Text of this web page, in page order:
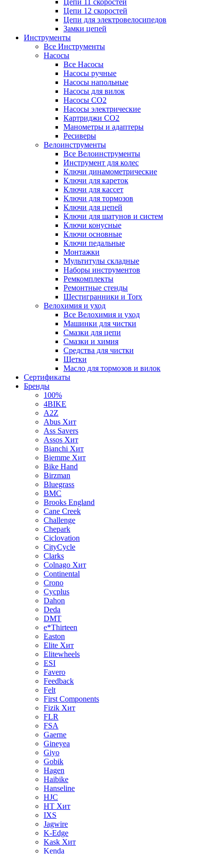
Цепи 11 скоростей
Цепи 12 скоростей
Цепи для электровелосипедов
Замки цепей
Инструменты
Все Инструменты
Насосы
Все Насосы
Насосы ручные
Насосы напольные
Насосы для вилок
Насосы CO2
Насосы электрические
Картриджи CO2
Манометры и адаптеры
Ресиверы
Велоинструменты
Все Велоинструменты
Инструмент для колес
Ключи динамометрические
Ключи для кареток
Ключи для кассет
Ключи для тормозов
Ключи для цепей
Ключи для шатунов и систем
Ключи конусные
Ключи основные
Ключи педальные
Монтажки
Мультитулы складные
Наборы инструментов
Ремкомплекты
Ремонтные стенды
Шестигранники и Torx
Велохимия и уход
Все Велохимия и уход
Машинки для чистки
Смазки для цепи
Смазки и химия
Средства для чистки
Щетки
Масло для тормозов и вилок
Сертификаты
Бренды
100%
4BIKE
A2Z
Abus Хит
Ass Savers
Assos Хит
Bianchi Хит
Biemme Хит
Bike Hand
Birzman
Bluegrass
BMC
Brooks England
Cane Creek
Challenge
Chepark
Ciclovation
CityCycle
Clarks
Colnago Хит
Continental
Crono
Cycplus
Dahon
Deda
DMT
e*Thirteen
Easton
Elite Хит
Elitewheels
ESI
Favero
Feedback
Felt
First Components
Fizik Хит
FLR
FSA
Gaerne
Gineyea
Giyo
Gobik
Hagen
Haibike
Hanseline
HJC
HT Хит
IXS
Jagwire
K-Edge
Kask Хит
Kenda